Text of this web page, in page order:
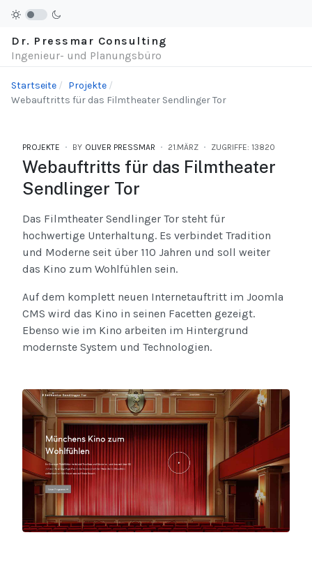
Dr. Pressmar Consulting
Ingenieur- und Planungsbüro
Startseite
Projekte
Webauftritts für das Filmtheater Sendlinger Tor
PROJEKTE BY OLIVER PRESSMAR 21.MÄRZ ZUGRIFFE: 13820
Webauftritts für das Filmtheater
Sendlinger Tor
Das Filmtheater Sendlinger Tor steht für
hochwertige Unterhaltung. Es verbindet Tradition
und Moderne seit über 110 Jahren und soll weiter
das Kino zum Wohlfühlen sein.
Auf dem komplett neuen Internetauftritt im Joomla
CMS wird das Kino in seinen Facetten gezeigt.
Ebenso wie im Kino arbeiten im Hintergrund
modernste System und Technologien.